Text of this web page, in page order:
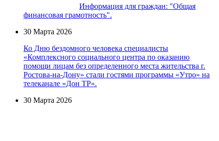
Информация для граждан: "Общая
финансовая грамотность".
30 Марта 2026
Ко Дню бездомного человека специалисты
«Комплексного социального центра по оказанию
помощи лицам без определенного места жительства г.
Ростова-на-Дону» стали гостями программы «Утро» на
телеканале «Дон ТР».
30 Марта 2026